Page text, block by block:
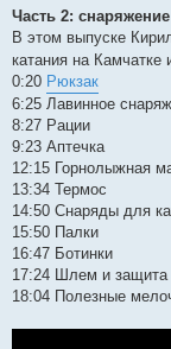
Часть 2: снаряжение
В этом выпуске
катания на Камчатке
0:20 Рюкзак
6:25 Лавинное
8:27 Рации
9:23 Аптечка
12:15 Горнолыжная
13:34 Термос
14:50 Снаряды для
15:50 Палки
16:47 Ботинки
17:24 Шлем и защита
18:04 Полезные